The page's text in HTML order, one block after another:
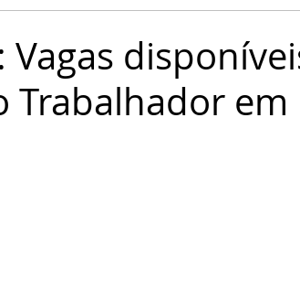
Vagas
Trabalhador em